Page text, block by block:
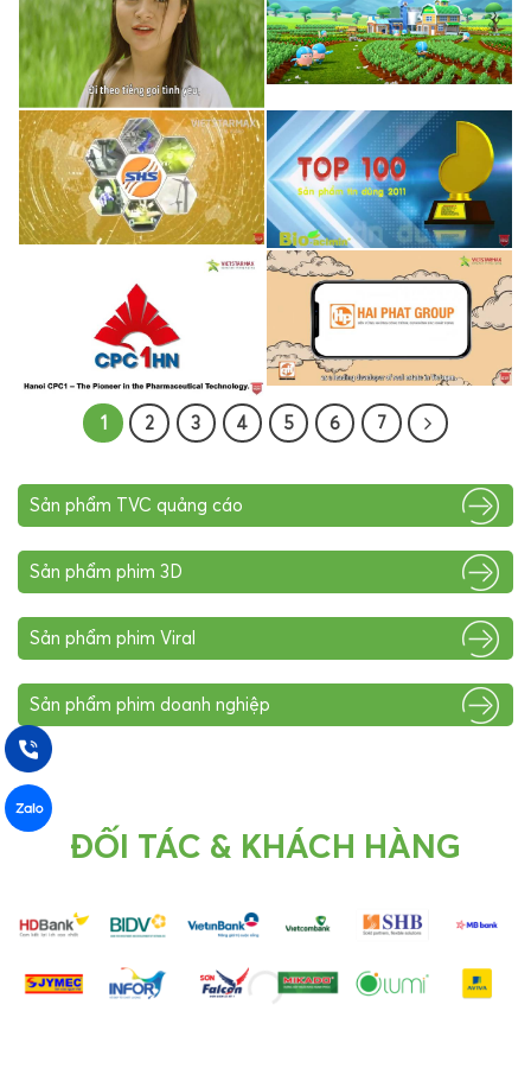
1 2 3 4 5 6 7
Sản phẩm TVC quảng cáo
Sản phẩm phim 3D
Sản phẩm phim Viral
Sản phẩm phim doanh nghiệp
ĐỐI TÁC & KHÁCH HÀNG